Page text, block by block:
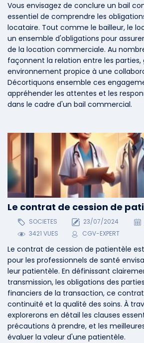
Le contrat de cession de
SOCIETES 23/07/2024
3421 VUES
CGV-EXPERT
Le contrat de cession de patientèle
pour les professionnels de santé
leur patientèle. En définissant
transmission, les obligations des
financiers de la transaction, ce
continuité et la qualité des soins. À
explorerons en détail les clauses
précautions à prendre, et les
évaluer la valeur d'une patientèle.
Vous envisagez de conclure un bail
essentiel de comprendre les
locataire. Tout comme le bailleur, le
un ensemble d'obligations pour
de la location commerciale. Au
façonnent la relation entre les parties,
environnement propice à une
Décortiquons ensemble ces
appréhender les attentes et les
dans le cadre d'un bail commercial.